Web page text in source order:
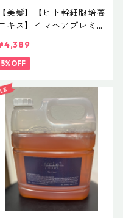
【美髪】【ヒト幹細胞培養
キス】イマヘアプレミア
トル
5%OFF